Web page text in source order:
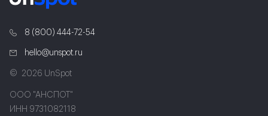
8 (800) 444-72-54
hello@unspot.ru
2026 UnSpot
ООО "АНСПОТ"
ИНН 9731082118